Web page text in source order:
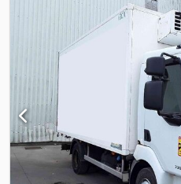
, vezetőfülke:nappali
kibocsátási osztály: Euro 3 ,
, teljes szélesség: 2 500 mm,
Gyártási év:
, Gumiabroncs
Tárcsafékek Felfüggesztés:
Kormányzott; gumi profilmélység
tengely: Ikergumi; gumi
10 mm; belső jobb: 10 mm; külső
Teherbírás: 1 240 kg Csdpezgln
össztömeg: 11 990 kg Sérülések: